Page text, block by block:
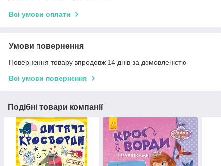
Всі умови оплати
Умови повернення
Повернення товару впродовж 14 днів за домовленістю
Всі умови повернення
Подібні товари компанії